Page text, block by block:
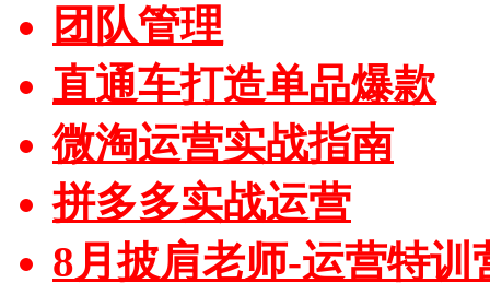
团队管理
直通车打造单品爆款
微淘运营实战指南
拼多多实战运营
8月披肩老师-运营特训